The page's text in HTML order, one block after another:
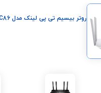
روتر بیسیم تی پی لینک مدل Archer C86